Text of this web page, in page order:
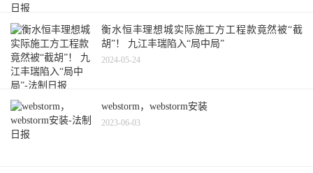
衡水恒丰理想城实际施工方工程款竟然被“截
胡”！ 九江丰瑞陷入“局中局”
2024-05-24
webstorm，webstorm安装
2023-06-03